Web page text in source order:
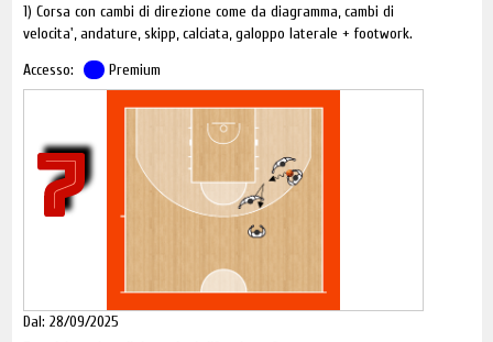
1) Corsa con cambi di direzione come da diagramma, cambi di
velocita', andature, skipp, calciata, galoppo laterale + footwork.
7
Accesso: Premium
Dal: 28/09/2025